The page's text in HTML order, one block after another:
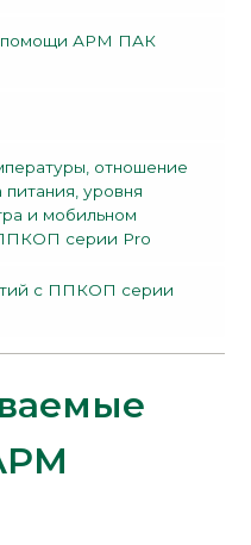
помощи АРМ ПАК
отношение
уровня
и мобильном
серии Prо
с ППКОП серии